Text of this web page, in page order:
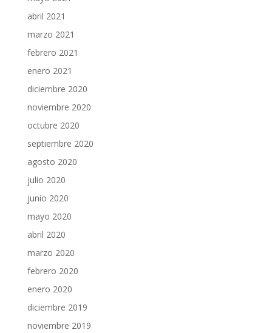
abril 2021
marzo 2021
febrero 2021
enero 2021
diciembre 2020
noviembre 2020
octubre 2020
septiembre 2020
agosto 2020
julio 2020
junio 2020
mayo 2020
abril 2020
marzo 2020
febrero 2020
enero 2020
diciembre 2019
noviembre 2019